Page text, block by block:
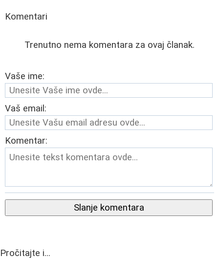
Komentari
Trenutno nema komentara za ovaj članak.
Vaše ime:
Vaš email:
Komentar:
Slanje komentara
Pročitajte i...